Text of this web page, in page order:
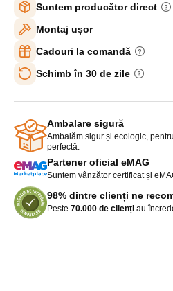
Suntem producător direct
Montaj ușor
Cadouri la comandă
Schimb în 30 de zile
Ambalare sigură
Ambalăm sigur și ecologic,
perfectă.
Partener oficial eMAG
Suntem vânzător certificat și
98% dintre clienți ne
Peste 70.000 de clienți au